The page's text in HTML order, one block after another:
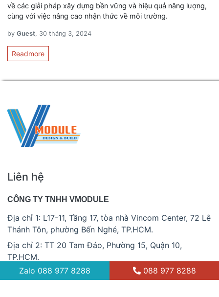
về các giải pháp xây dựng bền vững và hiệu quả năng lượng,
cùng với việc nâng cao nhận thức về môi trường.
by Guest, 30 tháng 3, 2024
Readmore
Liên hệ
CÔNG TY TNHH VMODULE
Địa chỉ 1: L17-11, Tầng 17, tòa nhà Vincom Center, 72 Lê
Thánh Tôn, phường Bến Nghé, TP.HCM.
Địa chỉ 2: TT 20 Tam Đảo, Phường 15, Quận 10,
TP.HCM.
088 977 8288
Zalo 088 977 8288 088 977 8288